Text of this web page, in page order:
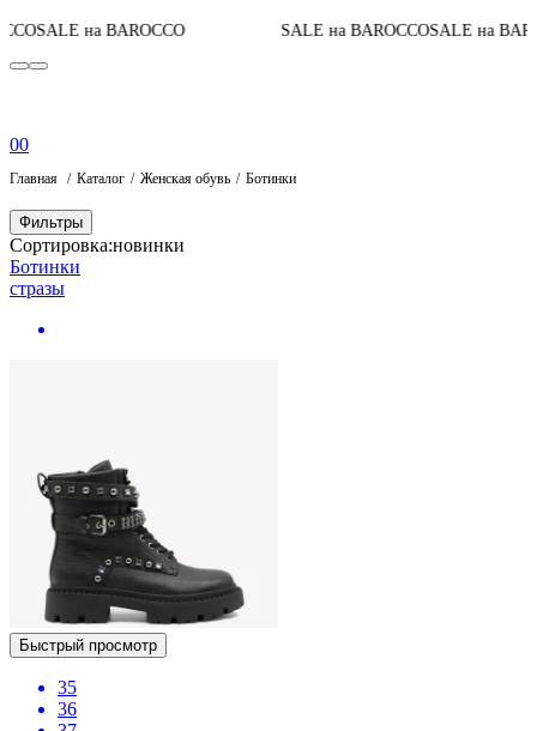
SALE на BAROCCO SALE на BAROCCOSALE на
00
Главная Каталог Женская обувь Ботинки
Фильтры
Сортировка:новинки
Ботинки
стразы
Быстрый просмотр
35
36